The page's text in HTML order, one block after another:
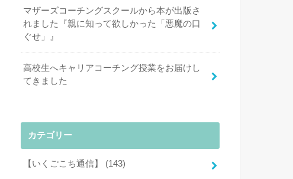
マザーズコーチングスクールから本が出版さ
れました『親に知って欲しかった「悪魔の口
ぐせ」』
高校生へキャリアコーチング授業をお届けし
てきました
カテゴリー
【いくごこち通信】 (143)